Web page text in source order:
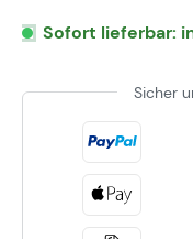
Sofort lieferbar:
Sicher